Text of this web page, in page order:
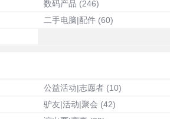
数码产品 (246)
二手电脑|配件 (60)
公益活动|志愿者 (10)
驴友|活动|聚会 (42)